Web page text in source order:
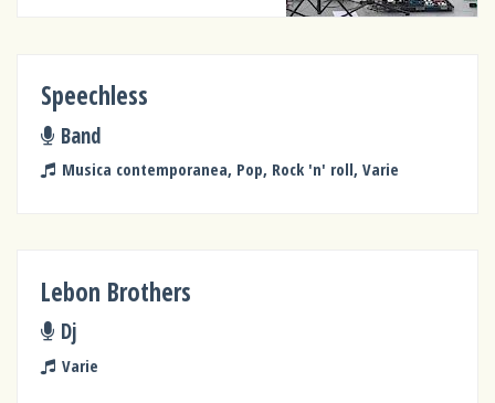
Speechless
Band
Musica contemporanea, Pop, Rock 'n' roll, Varie
Lebon Brothers
Dj
Varie